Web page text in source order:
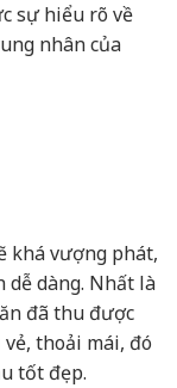
sự hiểu rõ về
nhân của
khá vượng phát,
dễ dàng. Nhất là
đã thu được
thoải mái, đó
tốt đẹp.